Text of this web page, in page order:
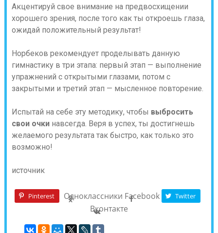
Акцентируй свое внимание на предвосхищении
хорошего зрения, после того как ты откроешь глаза,
ожидай положительный результат!
Норбеков рекомендует проделывать данную
гимнастику в три этапа: первый этап — выполнение
упражнений с открытыми глазами, потом с
закрытыми и третий этап — мысленное повторение.
Испытай на себе эту методику, чтобы выбросить
свои очкинавсегда. Веря в успех, ты достигнешь
желаемого результата так быстро, как только это
возможно!
источник
Pinterest Одноклассники Facebook Twitter
Вконтакте